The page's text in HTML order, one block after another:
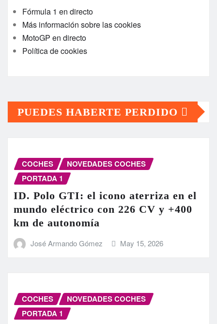
Fórmula 1 en directo
Más información sobre las cookies
MotoGP en directo
Política de cookies
PUEDES HABERTE PERDIDO
COCHES
NOVEDADES COCHES
PORTADA 1
ID. Polo GTI: el icono aterriza en el
mundo eléctrico con 226 CV y +400
km de autonomía
José Armando Gómez May 15, 2026
COCHES
NOVEDADES COCHES
PORTADA 1